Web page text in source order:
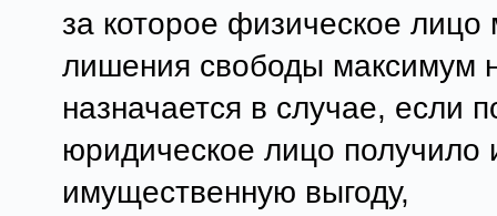
за которое физическое
лишения свободы максимум
назначается в случае, если
юридическое лицо
имущественную выгоду,